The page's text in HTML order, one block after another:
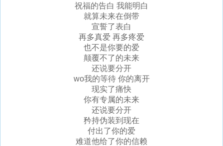
祝福的告白 我能明白
就算未来在倒带
宣誓了表白
再多真爱 再多疼爱
也不是你要的爱
颠覆不了的未来
还说要分开
wo我的等待 你的离开
现实了痛快
你有专属的未来
还说要分开
矜持伪装到现在
付出了你的爱
难道他给了你的信赖